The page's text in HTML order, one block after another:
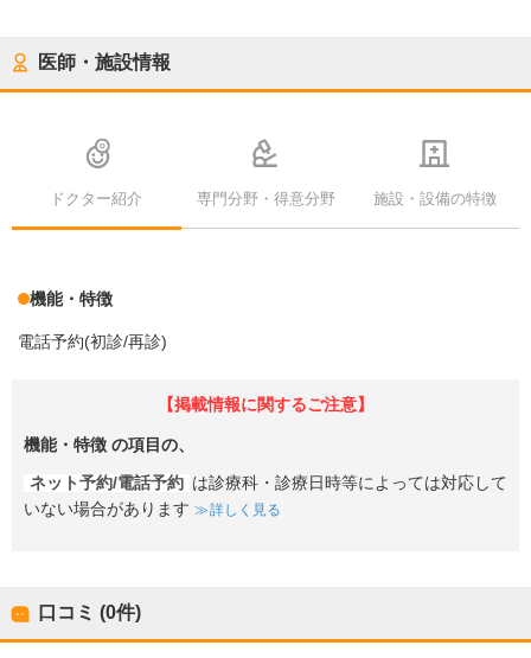
医師・施設情報
ドクター紹介 専門分野・得意分野 施設・設備の特徴
機能・特徴
電話予約(初診/再診)
【掲載情報に関するご注意】
機能・特徴 の項目の、
ネット予約/電話予約 は診療科・診療日時等によっては対応して
いない場合があります
詳しく見る
口コミ (0件)